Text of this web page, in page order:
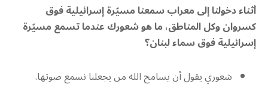
أثناء دخولنا إلى معراب سمعنا مسيّرة إسرائيلية فوق
كسروان وكل المناطق، ما هو شعورك عندما تسمع مسيّرة
إسرائيلية فوق سماء لبنان؟
شعوري يقول أن يسامح الله من يجعلنا نسمع صوتها.